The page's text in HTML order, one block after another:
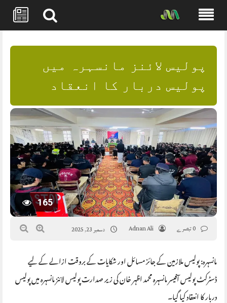
content
پولیس لائنز مانسہرہ میں
پولیس دربار کا انعقاد
165
Adnan Ali دسمبر 23, 2025
مانسہرہ: پولیس ملازمین کے جائز مسائل اور شکایات کے بروقت ازالے کے لیے
ڈسٹرکٹ پولیس آفیسر مانسہرہ محمد اظہر خان کی زیر صدارت پولیس لائنز مانسہرہ میں پولیس
دربار کا انعقاد کیا گیا۔